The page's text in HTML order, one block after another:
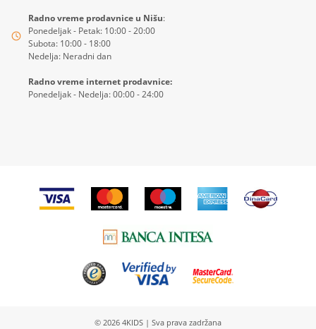
Radno vreme prodavnice u Nišu:
Ponedeljak - Petak: 10:00 - 20:00
Subota: 10:00 - 18:00
Nedelja: Neradni dan
Radno vreme internet prodavnice:
Ponedeljak - Nedelja: 00:00 - 24:00
© 2026 4KIDS | Sva prava zadržana